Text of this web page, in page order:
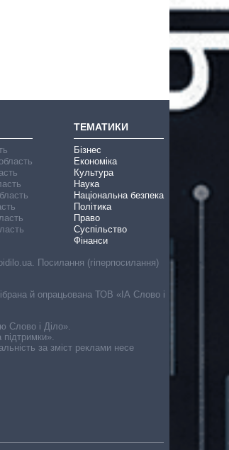
ТЕМАТИКИ
Бізнес
Економіка
Культура
Наука
Національна безпека
Політика
Право
Суспільство
Фінанси
Посилання (гіперпосилання)
й опрацьована ТОВ «ІА Слово і
Слово і Діло».
за зміст реклами несе